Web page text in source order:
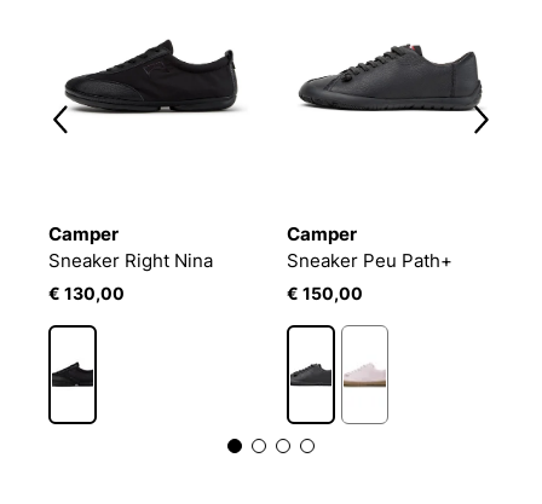
Camper
Sneaker Right Nina
€ 130,00
Camper
Sneaker Peu Path+
€ 150,00